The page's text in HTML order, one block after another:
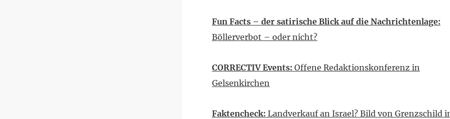
Fun Facts – der satirische Blick auf die Nachrichtenlage:
Böllerverbot – oder nicht?
CORRECTIV Events: Offene Redaktionskonferenz in
Gelsenkirchen
Faktencheck: Landverkauf an Israel? Bild von Grenzschild